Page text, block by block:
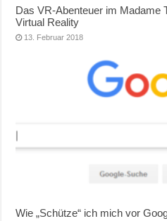
Das VR-Abenteuer im Madame
Virtual Reality
13. Februar 2018
Wie „Schütze“ ich mich vor